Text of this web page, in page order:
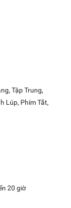
Tập Trung,
Lúp, Phím Tắt,
20 giờ